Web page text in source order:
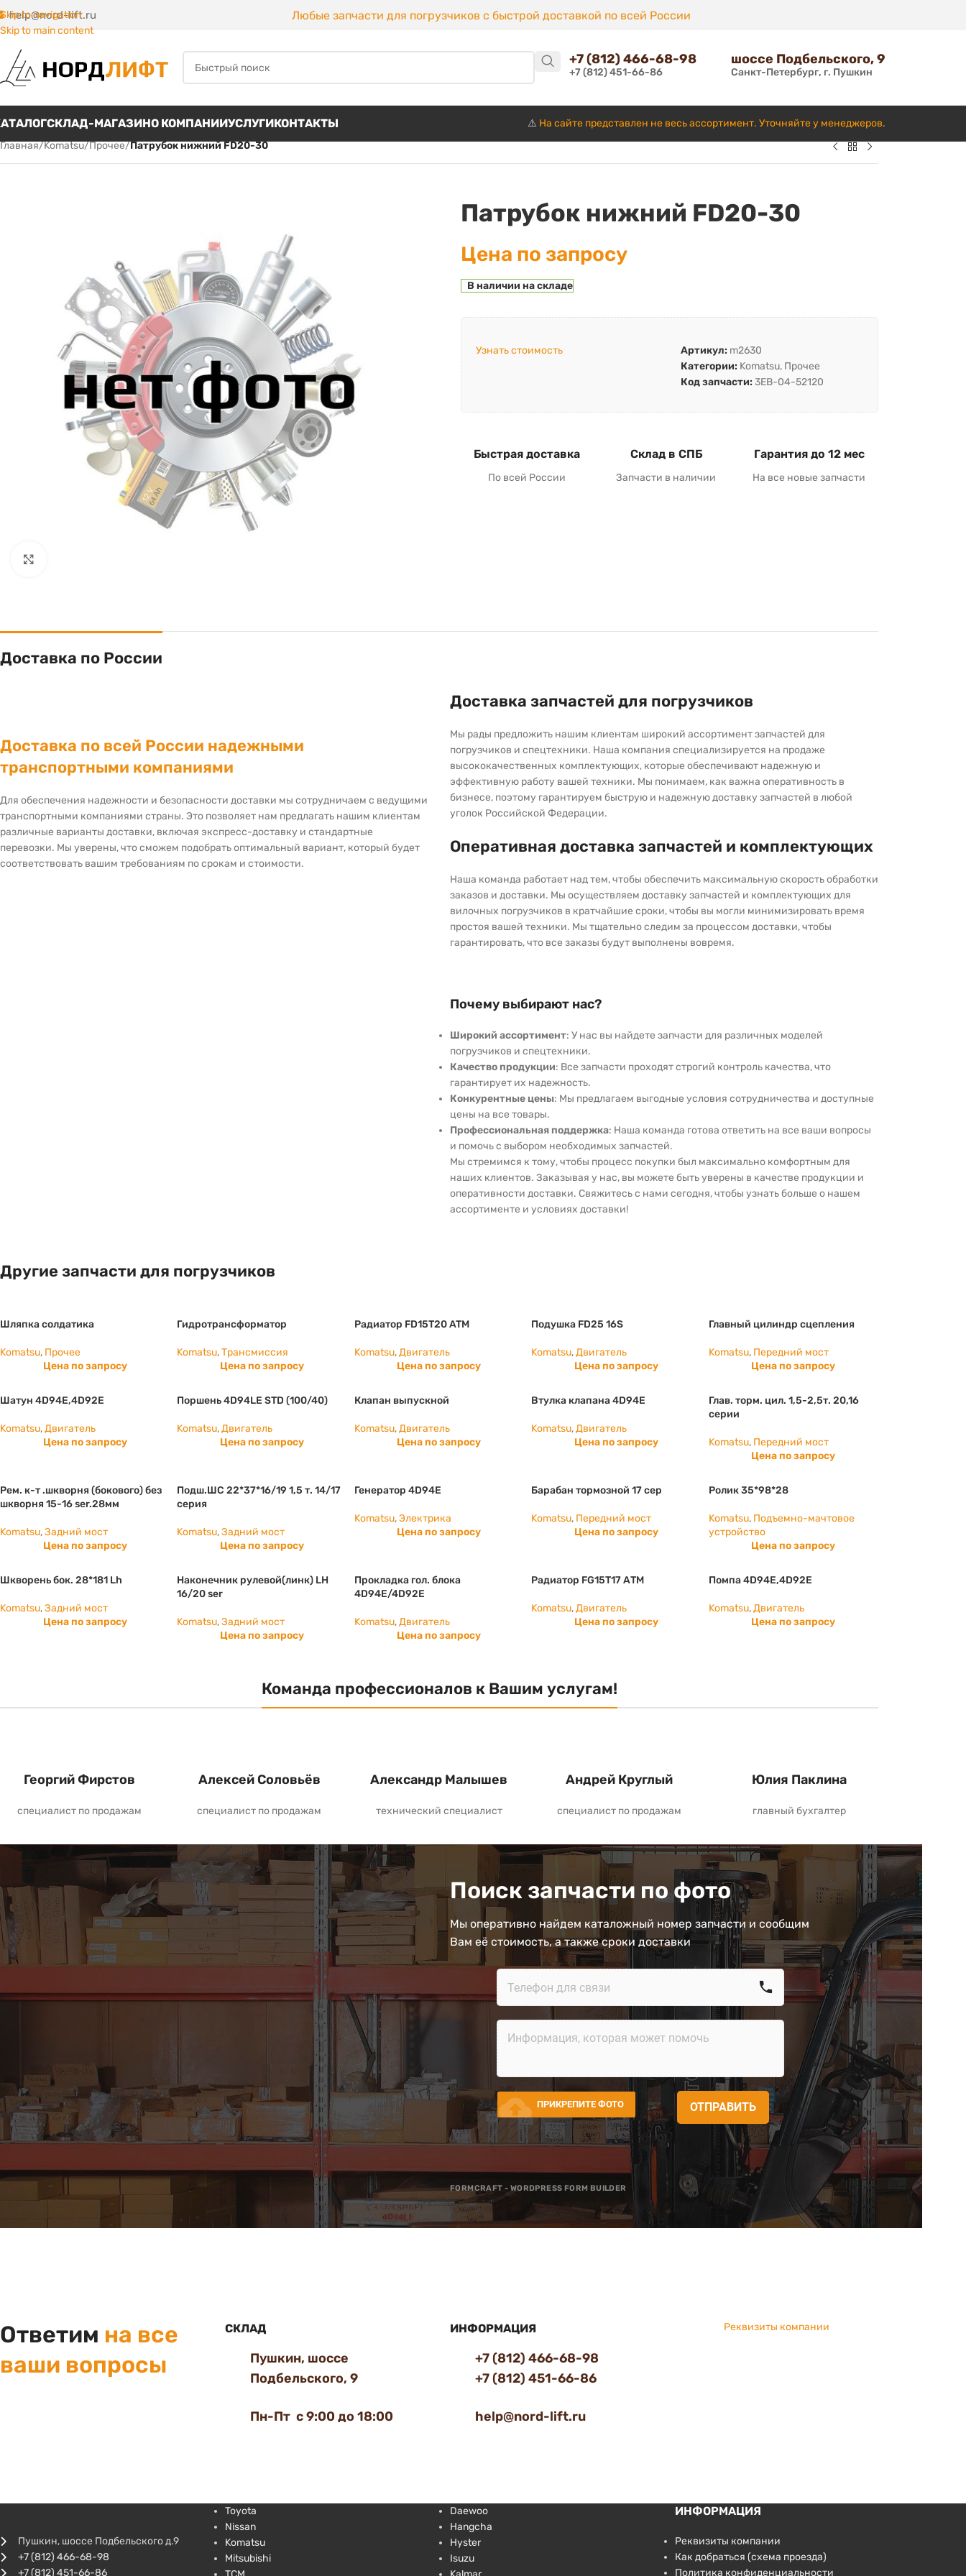
Skip to navigation
Skip to main content
help@nord-lift.ru Любые запчасти для погрузчиков с быстрой доставкой по всей России
+7 (812) 466-68-98
+7 (812) 451-66-86
шоссе Подбельского, 9
Санкт-Петербург, г. Пушкин
СКЛАД-МАГАЗИНО КОМПАНИИУСЛУГИКОНТАКТЫ ⚠️ На сайте представлен не весь ассортимент. Уточняйте у менеджеров.
Главная/Komatsu/Прочее/Патрубок нижний FD20-30
Патрубок нижний FD20-30
Цена по запросу
В наличии на складе
Узнать стоимость Артикул: m2630
Категории: Komatsu, Прочее
Код запчасти: 3EB-04-52120
Быстрая доставка
По всей России
Склад в СПБ
Запчасти в наличии
Гарантия до 12 мес
На все новые запчасти
Доставка по России
Доставка по всей России надежными
транспортными компаниями
Для обеспечения надежности и безопасности доставки мы сотрудничаем с ведущими
транспортными компаниями страны. Это позволяет нам предлагать нашим клиентам
различные варианты доставки, включая экспресс-доставку и стандартные
перевозки. Мы уверены, что сможем подобрать оптимальный вариант, который будет
соответствовать вашим требованиям по срокам и стоимости.
Доставка запчастей для погрузчиков
Мы рады предложить нашим клиентам широкий ассортимент запчастей для
погрузчиков и спецтехники. Наша компания специализируется на продаже
высококачественных комплектующих, которые обеспечивают надежную и
эффективную работу вашей техники. Мы понимаем, как важна оперативность в
бизнесе, поэтому гарантируем быструю и надежную доставку запчастей в любой
уголок Российской Федерации.
Оперативная доставка запчастей и комплектующих
Наша команда работает над тем, чтобы обеспечить максимальную скорость обработки
заказов и доставки. Мы осуществляем доставку запчастей и комплектующих для
вилочных погрузчиков в кратчайшие сроки, чтобы вы могли минимизировать время
простоя вашей техники. Мы тщательно следим за процессом доставки, чтобы
гарантировать, что все заказы будут выполнены вовремя.
Почему выбирают нас?
Широкий ассортимент: У нас вы найдете запчасти для различных моделей
погрузчиков и спецтехники.
Качество продукции: Все запчасти проходят строгий контроль качества, что
гарантирует их надежность.
Конкурентные цены: Мы предлагаем выгодные условия сотрудничества и доступные
цены на все товары.
Профессиональная поддержка: Наша команда готова ответить на все ваши вопросы
и помочь с выбором необходимых запчастей.
Мы стремимся к тому, чтобы процесс покупки был максимально комфортным для
наших клиентов. Заказывая у нас, вы можете быть уверены в качестве продукции и
оперативности доставки. Свяжитесь с нами сегодня, чтобы узнать больше о нашем
ассортименте и условиях доставки!
Другие запчасти для погрузчиков
Шляпка солдатика
Komatsu, Прочее
Цена по запросу
Гидротрансформатор
Komatsu,Трансмиссия
Цена по запросу
Радиатор FD15T20 ATM
Komatsu,Двигатель
Цена по запросу
Подушка FD25 16S
Komatsu,Двигатель
Цена по запросу
Главный цилиндр сцепления
Komatsu, Передний мост
Цена по запросу
Шатун 4D94E,4D92E
Komatsu,Двигатель
Цена по запросу
Поршень 4D94LE STD (100/40)
Komatsu,Двигатель
Цена по запросу
Клапан выпускной
Komatsu,Двигатель
Цена по запросу
Втулка клапана 4D94E
Komatsu,Двигатель
Цена по запросу
Глав. торм. цил. 1,5-2,5т. 20,16
серии
Komatsu, Передний мост
Цена по запросу
Рем. к-т .шкворня (бокового) без
шкворня 15-16 ser.28мм
Komatsu,Задний мост
Цена по запросу
Подш.ШС 22*37*16/19 1,5 т. 14/17
серия
Komatsu,Задний мост
Цена по запросу
Генератор 4D94E
Komatsu,Электрика
Цена по запросу
Барабан тормозной 17 сер
Komatsu, Передний мост
Цена по запросу
Ролик 35*98*28
Komatsu, Подъемно-мачтовое
устройство
Цена по запросу
Шкворень бок. 28*181 Lh
Komatsu,Задний мост
Цена по запросу
Наконечник рулевой(линк) LH
16/20 ser
Komatsu,Задний мост
Цена по запросу
Прокладка гол. блока
4D94E/4D92E
Komatsu,Двигатель
Цена по запросу
Радиатор FG15T17 АТМ
Komatsu,Двигатель
Цена по запросу
Помпа 4D94E,4D92E
Komatsu, Двигатель
Цена по запросу
Команда профессионалов к Вашим услугам!
Георгий Фирстов
специалист по продажам
Алексей Соловьёв
специалист по продажам
Александр Малышев
технический специалист
Андрей Круглый
специалист по продажам
Юлия Паклина
главный бухгалтер
Поиск запчасти по фото
Мы оперативно найдем каталожный номер запчасти и сообщим
Вам её стоимость, а также сроки доставки
call
cloud_upload ПРИКРЕПИТЕ ФОТО ОТПРАВИТЬ
FORMCRAFT - WORDPRESS FORM BUILDER
Ответим на все
ваши вопросы
СКЛАД
Пушкин, шоссе
Подбельского, 9
Пн-Пт с 9:00 до 18:00
ИНФОРМАЦИЯ
+7 (812) 466-68-98
+7 (812) 451-66-86
help@nord-lift.ru
Реквизиты компании
Пушкин, шоссе Подбельского д.9
+7 (812) 466-68-98
+7 (812) 451-66-86
Toyota
Nissan
Komatsu
Mitsubishi
Daewoo
Hangcha
Hyster
Isuzu
ИНФОРМАЦИЯ
Реквизиты компании
Как добраться (схема проезда)
Политика конфиденциальности